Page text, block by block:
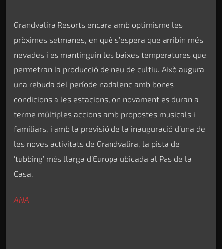
Grandvalira Resorts encara amb optimisme les
pròximes setmanes, en què s’espera que arribin més
nevades i es mantinguin les baixes temperatures que
permetran la producció de neu de cultiu. Això augura
una rebuda del període nadalenc amb bones
condicions a les estacions, on novament es duran a
terme múltiples accions amb propostes musicals i
familiars, i amb la previsió de la inauguració d’una de
les noves activitats de Grandvalira, la pista de
‘tubbing’ més llarga d’Europa ubicada al Pas de la
Casa.
ANA